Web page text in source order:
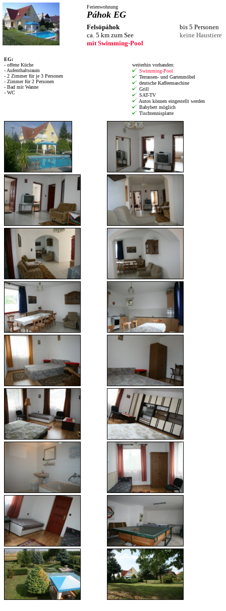
Ferienwohnung
Páhok EG
Felsöpáhok
ca. 5 km zum See
mit Swimming-Pool
bis 5 Personen
keine Haustiere
EG:
- offene Küche
- Aufenthaltsraum
- 2 Zimmer für je 3 Personen
- Zimmer für 2 Personen
- Bad mit Wanne
- WC
weiterhin vorhanden:
Swimming-Pool
Terrassen- und Gartenmöbel
deutsche Kaffeemaschine
Grill
SAT-TV
Autos können eingestellt werden
Babybett möglich
Tischtennisplatte